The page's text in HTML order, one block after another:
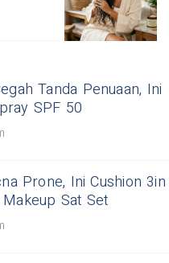
Tanda Penuaan, Ini
SPF 50
Prone, Ini Cushion 3in
Sat Set